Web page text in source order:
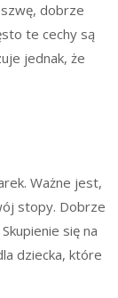
dobrze
te cechy są
jednak, że
Ważne jest,
stopy. Dobrze
się na
dziecka, które